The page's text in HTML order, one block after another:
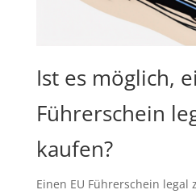
Ist es möglich,
Führerschein
kaufen?
Einen EU Führerschein